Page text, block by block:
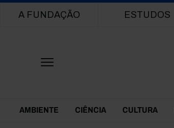
Main navigation
A FUNDAÇÃO ESTUDOS
Themes Menu
AMBIENTE CIÊNCIA CULTURA